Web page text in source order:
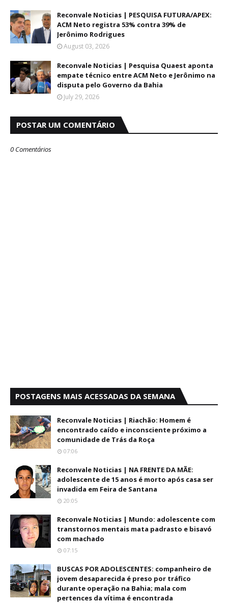
Reconvale Noticias | PESQUISA FUTURA/APEX:
ACM Neto registra 53% contra 39% de
Jerônimo Rodrigues
August 03, 2026
Reconvale Noticias | Pesquisa Quaest aponta
empate técnico entre ACM Neto e Jerônimo na
disputa pelo Governo da Bahia
July 29, 2026
POSTAR UM COMENTÁRIO
0 Comentários
POSTAGENS MAIS ACESSADAS DA SEMANA
Reconvale Noticias | Riachão: Homem é
encontrado caído e inconsciente próximo a
comunidade de Trás da Roça
07:06
Reconvale Noticias | NA FRENTE DA MÃE:
adolescente de 15 anos é morto após casa ser
invadida em Feira de Santana
20:05
Reconvale Noticias | Mundo: adolescente com
transtornos mentais mata padrasto e bisavó
com machado
07:15
BUSCAS POR ADOLESCENTES: companheiro de
jovem desaparecida é preso por tráfico
durante operação na Bahia; mala com
pertences da vítima é encontrada